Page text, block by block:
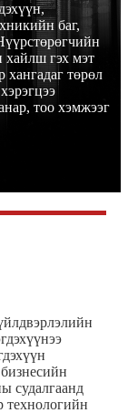
баг,
хайлш гэх мэт
хангадаг төрөл
тоо хэмжээг
судалгаанд
технологийн